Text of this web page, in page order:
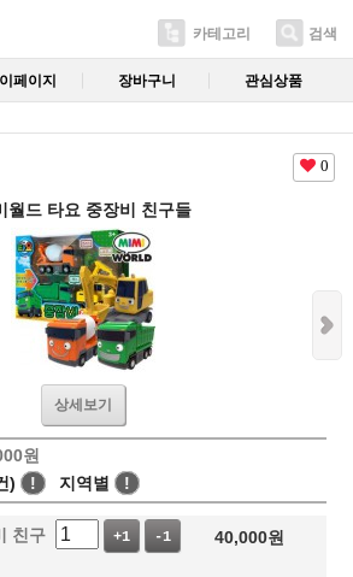
카테고리 검색
페이지 장바구니 관심상품
0
월드 타요 중장비 친구들
상세보기
원
) ! 지역별 !
친구
+1 -1 40,000원